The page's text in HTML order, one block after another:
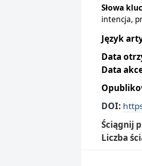
Słowa
intencja,
Język
Data
Data
DOI:
Ściągnij
Liczba